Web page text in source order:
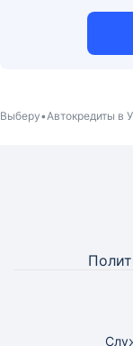
Выберу Автокредиты в